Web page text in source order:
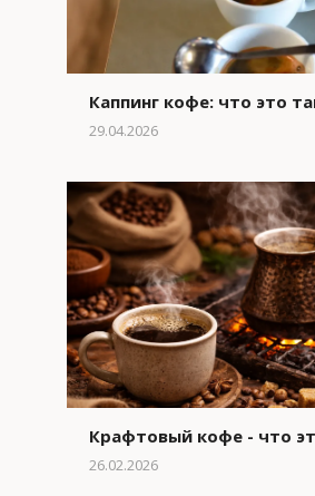
Каппинг кофе: что это
29.04.2026
Крафтовый кофе - что
26.02.2026